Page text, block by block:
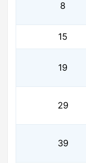
8
15
19
29
39